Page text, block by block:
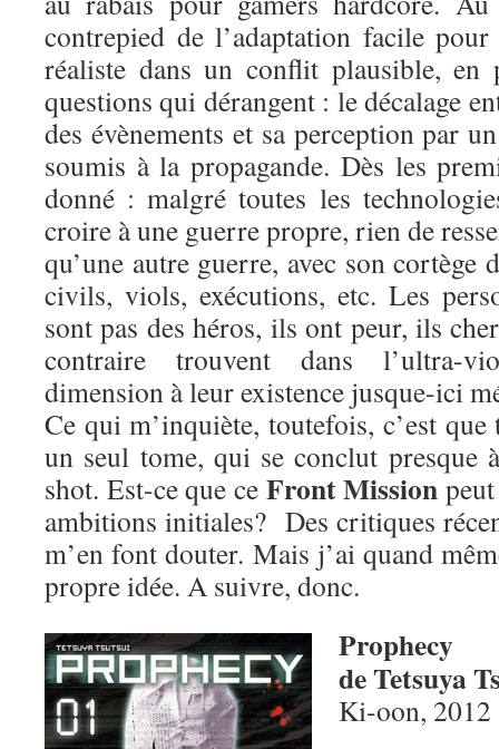
contrepied de l’adaptation facile
réaliste dans un conflit plausible, en
questions qui dérangent : le décalage
des évènements et sa perception par
soumis à la propagande. Dès les
donné : malgré toutes les
croire à une guerre propre, rien de
qu’une autre guerre, avec son cortège
civils, viols, exécutions, etc. Les
sont pas des héros, ils ont peur, ils
contraire trouvent dans l’ultra-
dimension à leur existence jusque-ici
Ce qui m’inquiète, toutefois, c’est
un seul tome, qui se conclut presque
shot. Est-ce que ce Front Mission
ambitions initiales? Des critiques
m’en font douter. Mais j’ai quand
propre idée. A suivre, donc.
Prophecy
de Tetsuya
Ki-oon, 2012